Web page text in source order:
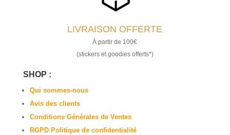
LIVRAISON OFFERTE
À partir de 100€
(stickers et goodies offerts*)
SHOP :
Qui sommes-nous
Avis des clients
Conditions Générales de Ventes
RGPD Politique de confidentialité